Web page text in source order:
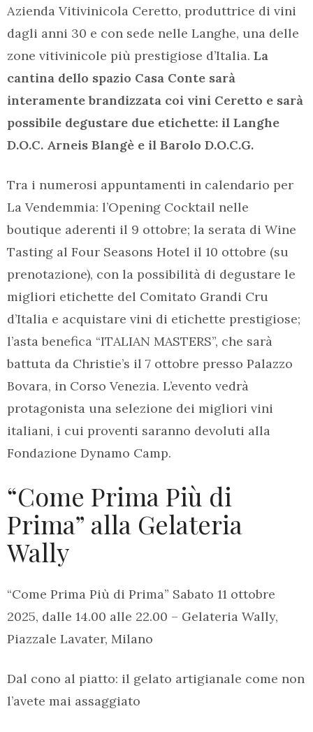
Azienda Vitivinicola Ceretto, produttrice di vini
dagli anni 30 e con sede nelle Langhe, una delle
zone vitivinicole più prestigiose d’Italia. La
cantina dello spazio Casa Conte sarà
interamente brandizzata coi vini Ceretto e sarà
possibile degustare due etichette: il Langhe
D.O.C. Arneis Blangè e il Barolo D.O.C.G.
Tra i numerosi appuntamenti in calendario per
La Vendemmia: l’Opening Cocktail nelle
boutique aderenti il 9 ottobre; la serata di Wine
Tasting al Four Seasons Hotel il 10 ottobre (su
prenotazione), con la possibilità di degustare le
migliori etichette del Comitato Grandi Cru
d’Italia e acquistare vini di etichette prestigiose;
l’asta benefica “ITALIAN MASTERS”, che sarà
battuta da Christie’s il 7 ottobre presso Palazzo
Bovara, in Corso Venezia. L’evento vedrà
protagonista una selezione dei migliori vini
italiani, i cui proventi saranno devoluti alla
Fondazione Dynamo Camp.
“Come Prima Più di
Prima” alla Gelateria
Wally
“Come Prima Più di Prima” Sabato 11 ottobre
2025, dalle 14.00 alle 22.00 – Gelateria Wally,
Piazzale Lavater, Milano
Dal cono al piatto: il gelato artigianale come non
l’avete mai assaggiato